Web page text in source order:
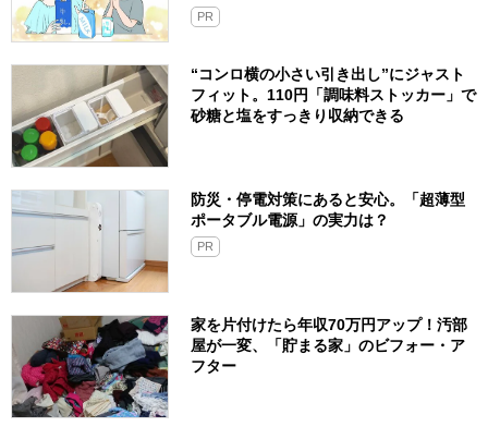
PR
“コンロ横の小さい引き出し”にジャスト
フィット。110円「調味料ストッカー」で
砂糖と塩をすっきり収納できる
防災・停電対策にあると安心。「超薄型
ポータブル電源」の実力は？​
PR
家を片付けたら年収70万円アップ！汚部
屋が一変、「貯まる家」のビフォー・ア
フター